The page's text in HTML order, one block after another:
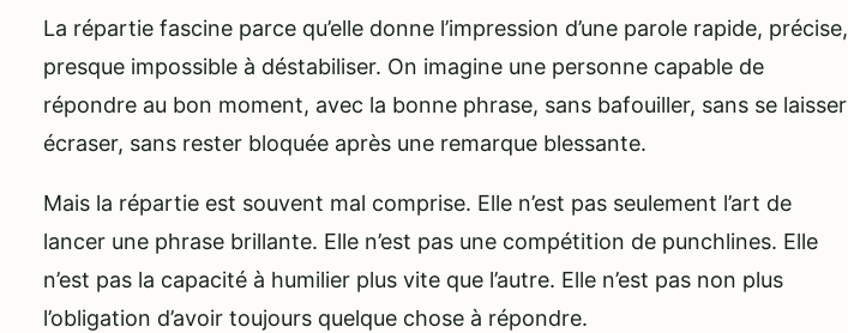
La répartie fascine parce qu’elle donne l’impression d’une parole rapide, précise,
presque impossible à déstabiliser. On imagine une personne capable de
répondre au bon moment, avec la bonne phrase, sans bafouiller, sans se laisser
écraser, sans rester bloquée après une remarque blessante.
Mais la répartie est souvent mal comprise. Elle n’est pas seulement l’art de
lancer une phrase brillante. Elle n’est pas une compétition de punchlines. Elle
n’est pas la capacité à humilier plus vite que l’autre. Elle n’est pas non plus
l’obligation d’avoir toujours quelque chose à répondre.